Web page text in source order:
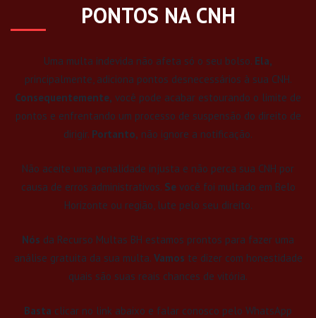
PONTOS NA CNH
Uma multa indevida não afeta só o seu bolso. Ela,
principalmente, adiciona pontos desnecessários à sua CNH.
Consequentemente, você pode acabar estourando o limite de
pontos e enfrentando um processo de suspensão do direito de
dirigir. Portanto, não ignore a notificação.
Não aceite uma penalidade injusta e não perca sua CNH por
causa de erros administrativos. Se você foi multado em Belo
Horizonte ou região, lute pelo seu direito.
Nós da Recurso Multas BH estamos prontos para fazer uma
análise gratuita da sua multa. Vamos te dizer com honestidade
quais são suas reais chances de vitória.
Basta clicar no link abaixo e falar conosco pelo WhatsApp